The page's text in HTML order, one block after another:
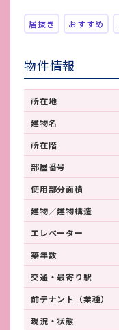
居抜き おすすめ
物件情報
所在地
建物名
所在階
部屋番号
使用部分面積
建物／建物構造
エレベーター
築年数
交通・最寄り駅
前テナント（業種）
現況・状態